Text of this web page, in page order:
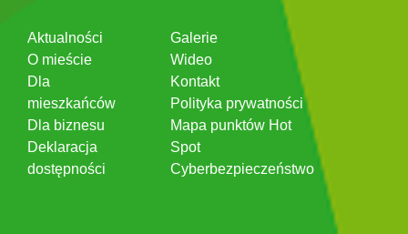
Aktualności
O mieście
Dla
mieszkańców
Dla biznesu
Deklaracja
dostępności
Galerie
Wideo
Kontakt
Polityka prywatności
Mapa punktów Hot
Spot
Cyberbezpieczeństwo